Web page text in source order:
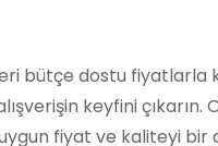
bütçe dostu fiyatlarla
keyfini çıkarın.
fiyat ve kaliteyi bir